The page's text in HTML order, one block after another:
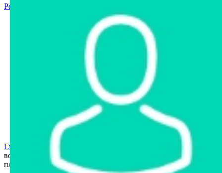
Регистрация
Интернет-магазин
Интернет-витрина
Арестованное имущество
Реестр несостоявшихся торгов
Реестр переоценок
Государственное имущество
Главная страница
водонапорной башни вблизи д. Митьки (Мозырский район),
площадью 20.3м²